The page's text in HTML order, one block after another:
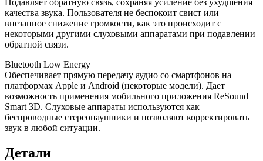
качества звука. Пользователя не беспокоит свист или
внезапное снижение громкости, как это происходит с
некоторыми другими слуховыми аппаратами при подавлении
обратной связи.
Bluetooth Low Energy
Обеспечивает прямую передачу аудио со смартфонов на
платформах Apple и Android (некоторые модели). Дает
возможность применения мобильного приложения ReSound
Smart 3D. Слуховые аппараты используются как
беспроводные стереонаушники и позволяют корректировать
звук в любой ситуации.
Детали